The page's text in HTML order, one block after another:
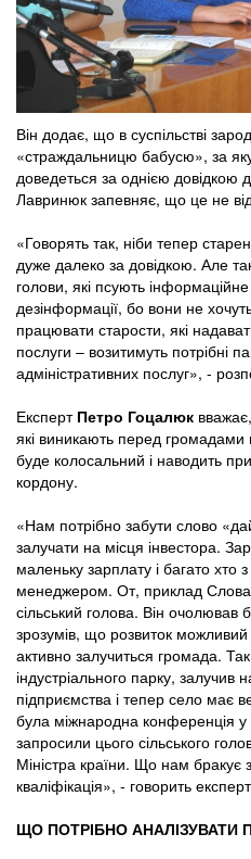
Він додає, що в суспільстві
«страждальницю бабусю», за
доведеться за однією довідкою
Лавринюк запевняє, що це не
«Говорять так, ніби тепер
дуже далеко за довідкою. Але
голови, які псують
дезінформації, бо вони не
працювати старости, які
послуги – возитимуть потрібні
адміністративних послуг», -
Експерт Петро Гоцалюк
які виникають перед громадами
буде колосальний і наводить
кордону.
«Нам потрібно забути слово
залучати на місця інвестора.
маленьку зарплату і багато
менеджером. От, приклад
сільський голова. Він очолював
зрозумів, що розвиток
активно залучиться громада.
індустріального парку, залучив
підприємства і тепер село має
була міжнародна конференція у
запросили цього сільського
Міністра країни. Що нам
кваліфікація», - говорить
ЩО ПОТРІБНО АНАЛІЗУВАТИ